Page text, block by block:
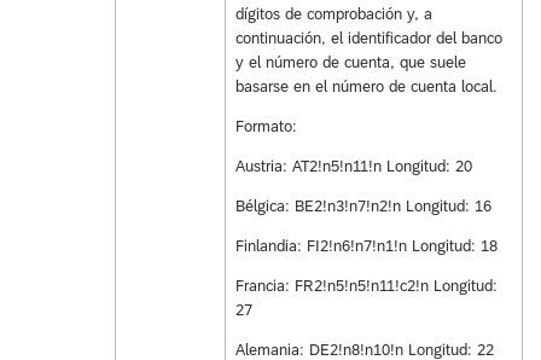
dígitos de comprobación y, a
continuación, el identificador del banco
y el número de cuenta, que suele
basarse en el número de cuenta local.
Formato:
Austria: AT2!n5!n11!n Longitud: 20
Bélgica: BE2!n3!n7!n2!n Longitud: 16
Finlandia: FI2!n6!n7!n1!n Longitud: 18
Francia: FR2!n5!n5!n11!c2!n Longitud:
27
Alemania: DE2!n8!n10!n Longitud: 22